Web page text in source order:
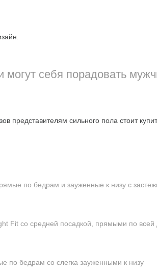
могут себя порадовать
представителям сильного пола стоит
по бедрам и зауженные к низу с
Fit со средней посадкой, прямыми по всей
по бедрам со слегка зауженными к низу